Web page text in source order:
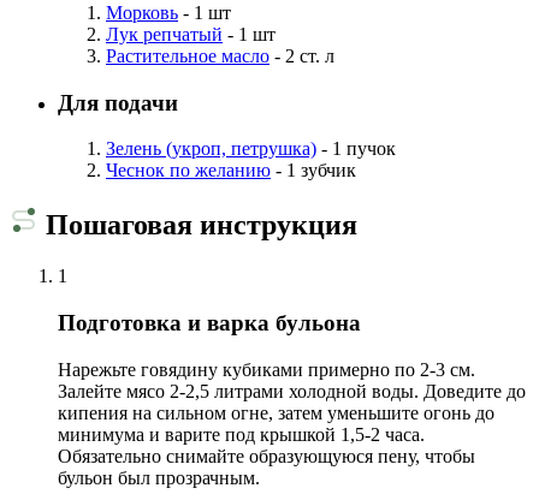
Морковь - 1 шт
Лук репчатый - 1 шт
Растительное масло - 2 ст. л
Для подачи
Зелень (укроп, петрушка) - 1 пучок
Чеснок по желанию - 1 зубчик
Пошаговая инструкция
1
Подготовка и варка бульона
Нарежьте говядину кубиками примерно по 2-3 см.
Залейте мясо 2-2,5 литрами холодной воды. Доведите до
кипения на сильном огне, затем уменьшите огонь до
минимума и варите под крышкой 1,5-2 часа.
Обязательно снимайте образующуюся пену, чтобы
бульон был прозрачным.